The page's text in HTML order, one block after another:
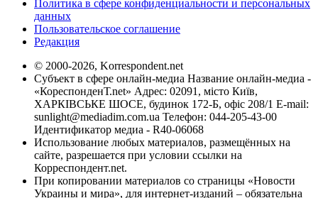
Политика в сфере конфиденциальности и персональных
данных
Пользовательское соглашение
Редакция
© 2000-2026, Korrespondent.net
Субъект в сфере онлайн-медиа Название онлайн-медиа -
«КореспонденТ.net» Адрес: 02091, місто Київ,
ХАРКІВСЬКЕ ШОСЕ, будинок 172-Б, офіс 208/1 E-mail:
sunlight@mediadim.com.ua Телефон: 044-205-43-00
Идентификатор медиа - R40-06068
Использование любых материалов, размещённых на
сайте, разрешается при условии ссылки на
Корреспондент.net.
При копировании материалов со страницы «Новости
Украины и мира», для интернет-изданий – обязательна